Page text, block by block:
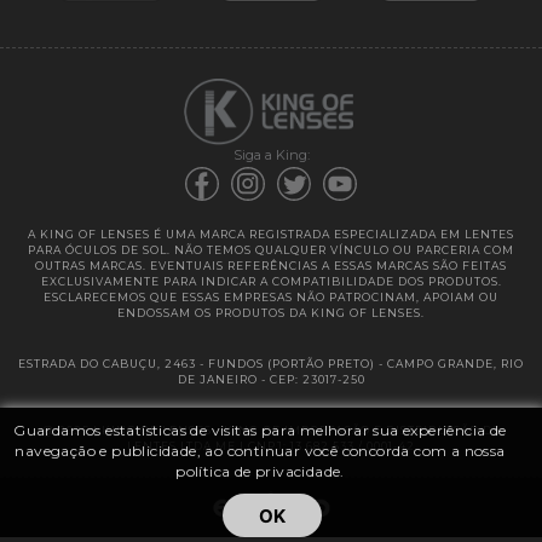
Guardamos estatísticas de visitas para melhorar sua experiência de
navegação e publicidade, ao continuar você concorda com a nossa
política de privacidade.
OK
Siga a King:
A KING OF LENSES É UMA MARCA REGISTRADA ESPECIALIZADA EM LENTES
PARA ÓCULOS DE SOL. NÃO TEMOS QUALQUER VÍNCULO OU PARCERIA COM
OUTRAS MARCAS. EVENTUAIS REFERÊNCIAS A ESSAS MARCAS SÃO FEITAS
EXCLUSIVAMENTE PARA INDICAR A COMPATIBILIDADE DOS PRODUTOS.
ESCLARECEMOS QUE ESSAS EMPRESAS NÃO PATROCINAM, APOIAM OU
ENDOSSAM OS PRODUTOS DA KING OF LENSES.
ESTRADA DO CABUÇU, 2463 - FUNDOS (PORTÃO PRETO) - CAMPO GRANDE, RIO
DE JANEIRO - CEP: 23017-250
@ 2025 | KING OF LENSES - KING OF IMPORTAÇÃO E DISTRIBUIÇÃO DE
LENTES LTDA ME | CNPJ: 13.682.533 / 0001-42